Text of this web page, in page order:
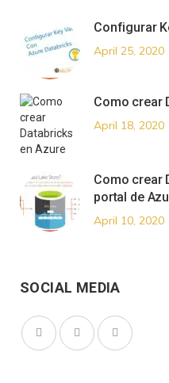
Configurar
April 25, 2020
Como crear
April 18, 2020
Como crear
portal de
April 10, 2020
SOCIAL MEDIA